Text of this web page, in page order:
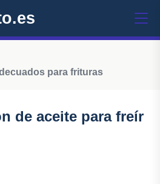
para frituras
de aceite para freír